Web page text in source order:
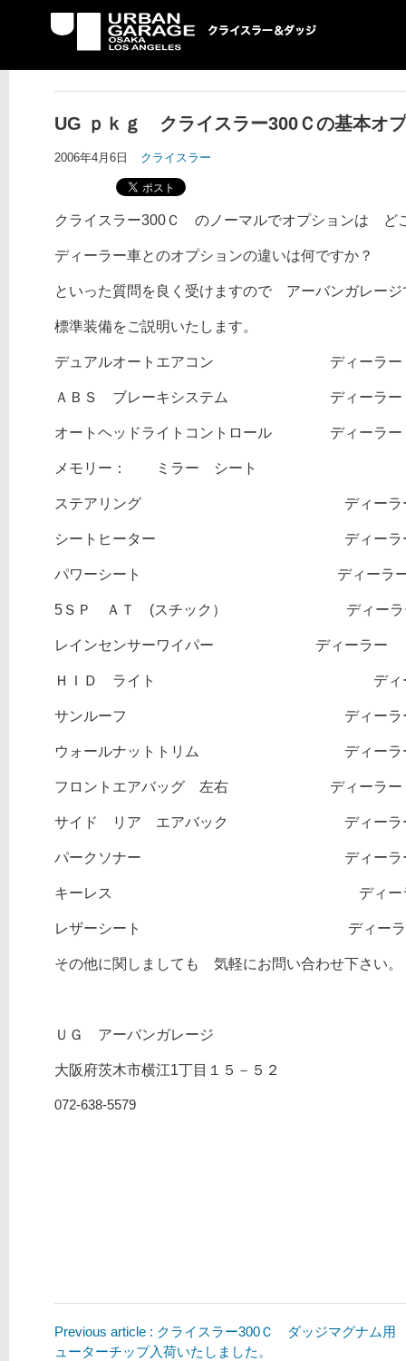
UG クライスラー＆ダ
ッジ専門店
UG ｐｋｇ クライスラー300Ｃの基本オ
2006年4月6日 クライスラー
クライスラー300Ｃ のノーマルでオプションは ど
ディーラー車とのオプションの違いは何ですか？
といった質問を良く受けますので アーバンガレー
標準装備をご説明いたします。
デュアルオートエアコン ディー
ＡＢＳ ブレーキシステム ディー
オートヘッドライトコントロール デ
メモリー： ミラー シート
ステアリング ディーラ
シートヒーター ディー
パワーシート ディーラ
5ＳＰ ＡＴ (スチック）
レインセンサーワイパー ディー
ＨＩＤ ライト ディー
サンルーフ ディーラ
ウォールナットトリム ディー
フロントエアバッグ 左右 ディー
サイド リア エアバック ディーラ
パークソナー ディーラー
キーレス ディーラー
レザーシート ディーラ
その他に関しましても 気軽にお問い合わせ下さ
ＵＧ アーバンガレージ
大阪府茨木市横江1丁目１５－５２
072-638-5579
Previous article : クライスラー300Ｃ ダッジマグナム
ューターチップ入荷いたしました。